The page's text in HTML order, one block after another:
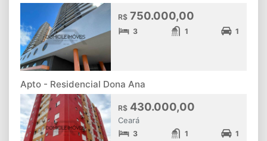
R$ 750.000,00
3 1 1
Apto - Residencial Dona Ana
R$ 430.000,00
Ceará
3 1 1